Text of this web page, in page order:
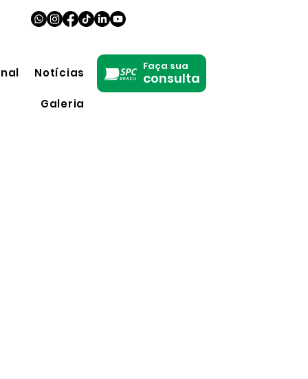
Notícias
Galeria
Faça sua
consulta